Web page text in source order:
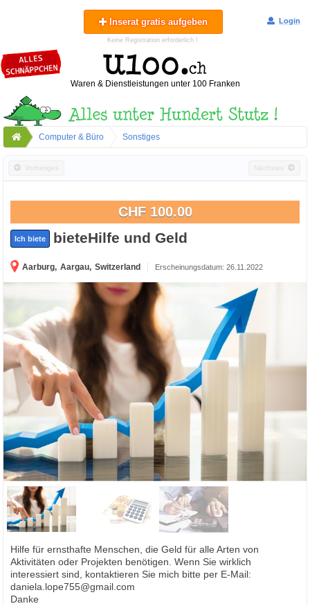
Login
Inserat gratis aufgeben
Keine Registration erforderlich !
Waren & Dienstleistungen unter 100 Franken
Computer & Büro Sonstiges
Vorheriges Nächstes
CHF 100.00
Ich biete bieteHilfe und Geld
Aarburg, Aargau, Switzerland Erscheinungsdatum: 26.11.2022
Hilfe für ernsthafte Menschen, die Geld für alle Arten von
Aktivitäten oder Projekten benötigen. Wenn Sie wirklich
interessiert sind, kontaktieren Sie mich bitte per E-Mail:
daniela.lope755@gmail.com
Danke